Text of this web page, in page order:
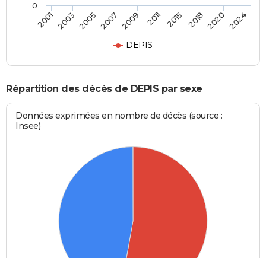
DEPIS
2001 2003 2005 2007 2009 2011 2015 2018 2020 2024
0
Répartition des décès de DEPIS par sexe
Données exprimées en nombre de décès (source :
Insee)